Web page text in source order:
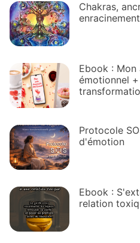
Chakras,
Ebook :
émotionnel
Protocole
d'émotion
Ebook :
relation